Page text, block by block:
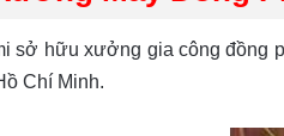
sở hữu xưởng gia công đồng
Chí Minh.